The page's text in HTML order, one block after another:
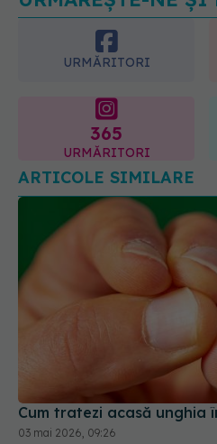
365
URMĂRITORI
ARTICOLE SIMILARE
Cum tratezi acasă unghia